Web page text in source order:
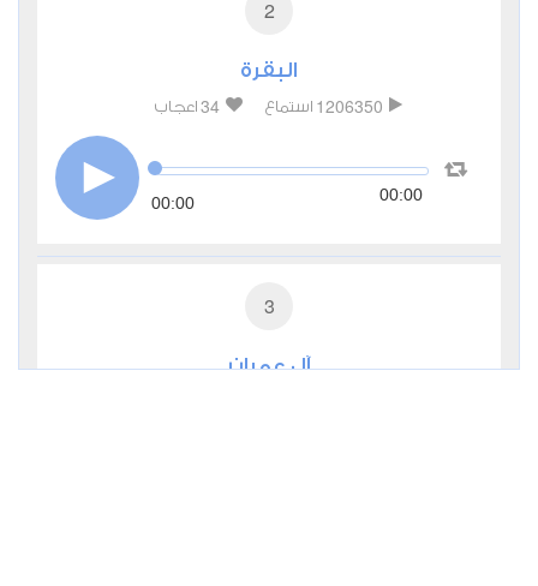
2
البقرة
1206350 استماع 34 اعجاب
00:00 00:00
3
آل عمران